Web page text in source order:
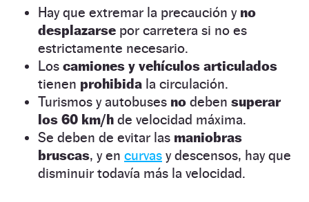
Hay que extremar la precaución y no
desplazarse por carretera si no es
estrictamente necesario.
Los camiones y vehículos articulados
tienen prohibida la circulación.
Turismos y autobuses no deben superar
los 60 km/h de velocidad máxima.
Se deben de evitar las maniobras
bruscas, y en curvas y descensos, hay que
disminuir todavía más la velocidad.